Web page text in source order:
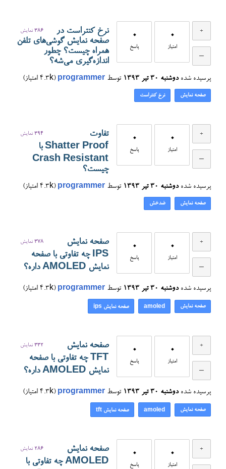
0
امتیاز
0
پاسخ
386 نمایش
نرخ کنتراست در
صفحه نمایش گوشی‌های تلفن
همراه چیست؟ چطور
اندازه‌گیری می‌شه؟
پرسیده شده دوشنبه ۳۰ تیر ۱۳۹۳ توسط programmer
(
4.3k امتیاز)
صفحه نمایش نرخ کنتراست
0
امتیاز
0
پاسخ
394 نمایش
تفاوت
Shatter Proof با
Crash Resistant
چیست؟
پرسیده شده دوشنبه ۳۰ تیر ۱۳۹۳ توسط programmer
(
4.3k امتیاز)
صفحه نمایش ضدخش
0
امتیاز
0
پاسخ
378 نمایش
صفحه نمایش
IPS چه تفاوتی با صفحه
نمایش AMOLED داره؟
پرسیده شده دوشنبه ۳۰ تیر ۱۳۹۳ توسط programmer
(
4.3k امتیاز)
صفحه نمایش amoled صفحه نمایش ips
0
امتیاز
0
پاسخ
332 نمایش
صفحه نمایش
TFT چه تفاوتی با صفحه
نمایش AMOLED داره؟
پرسیده شده دوشنبه ۳۰ تیر ۱۳۹۳ توسط programmer
(
4.3k امتیاز)
صفحه نمایش amoled صفحه نمایش tft
0
امتیاز
0
پاسخ
286 نمایش
صفحه نمایش
AMOLED چه تفاوتی با